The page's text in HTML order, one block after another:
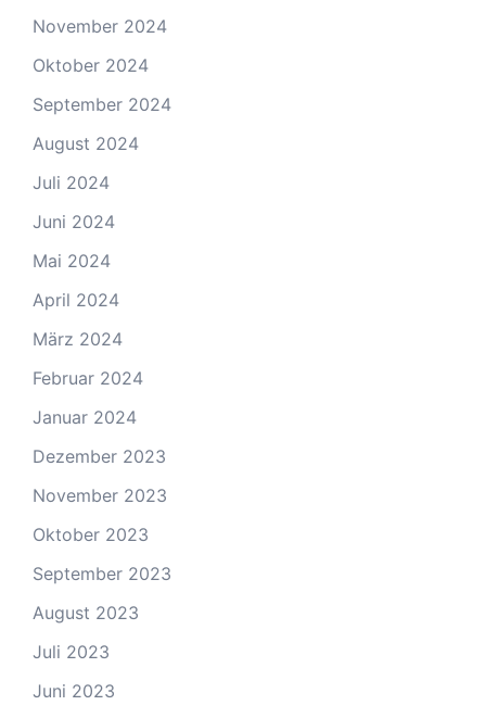
November 2024
Oktober 2024
September 2024
August 2024
Juli 2024
Juni 2024
Mai 2024
April 2024
März 2024
Februar 2024
Januar 2024
Dezember 2023
November 2023
Oktober 2023
September 2023
August 2023
Juli 2023
Juni 2023